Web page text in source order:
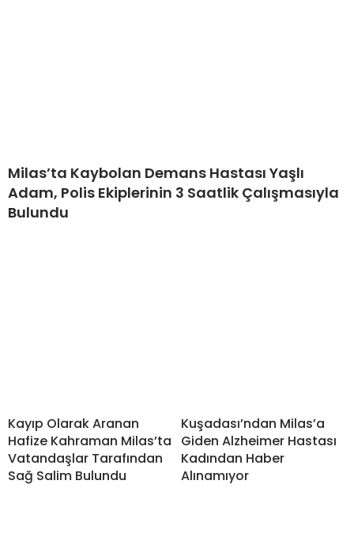
Milas’ta Kaybolan Demans Hastası Yaşlı
Adam, Polis Ekiplerinin 3 Saatlik Çalışmasıyla
Bulundu
Kayıp Olarak Aranan
Hafize Kahraman Milas’ta
Vatandaşlar Tarafından
Sağ Salim Bulundu
Kuşadası’ndan Milas’a
Giden Alzheimer Hastası
Kadından Haber
Alınamıyor